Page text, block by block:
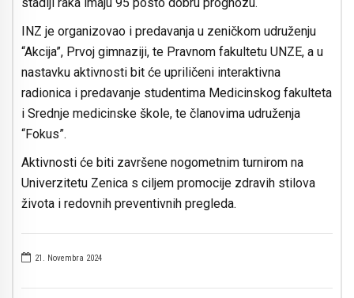
21. Novembra 2024
INZ je organizovao i predavanja u zeničkom udruženju
“Akcija”, Prvoj gimnaziji, te Pravnom fakultetu UNZE, a u
nastavku aktivnosti bit će upriličeni interaktivna
radionica i predavanje studentima Medicinskog fakulteta
i Srednje medicinske škole, te članovima udruženja
“Fokus”.
Aktivnosti će biti završene nogometnim turnirom na
Univerzitetu Zenica s ciljem promocije zdravih stilova
života i redovnih preventivnih pregleda.